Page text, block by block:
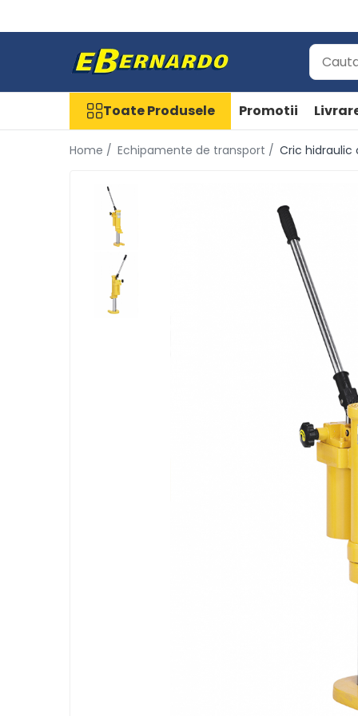
Toate Produsele
Fierastraie pentru metal
Ferastraie mobile pentru metal
Fierastraie prelucrare metal
Ferastraie circulare pentru metal
Dispozitive de sudare pentru
Ferastraie automate cu banda si
Ferastraie metal cu banda si
Toate Produsele Promotii
Home / Echipamente de transport / Cric hidraulic